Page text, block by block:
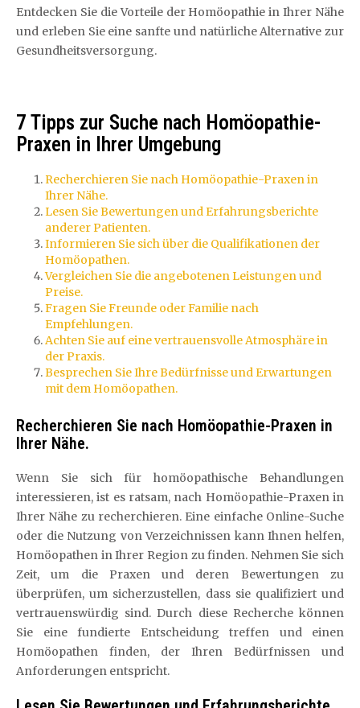
Entdecken Sie die Vorteile der Homöopathie in Ihrer Nähe
und erleben Sie eine sanfte und natürliche Alternative zur
Gesundheitsversorgung.
7 Tipps zur Suche nach Homöopathie-
Praxen in Ihrer Umgebung
Recherchieren Sie nach Homöopathie-Praxen in
Ihrer Nähe.
Lesen Sie Bewertungen und Erfahrungsberichte
anderer Patienten.
Informieren Sie sich über die Qualifikationen der
Homöopathen.
Vergleichen Sie die angebotenen Leistungen und
Preise.
Fragen Sie Freunde oder Familie nach
Empfehlungen.
Achten Sie auf eine vertrauensvolle Atmosphäre in
der Praxis.
Besprechen Sie Ihre Bedürfnisse und Erwartungen
mit dem Homöopathen.
Recherchieren Sie nach Homöopathie-Praxen in
Ihrer Nähe.
Wenn Sie sich für homöopathische Behandlungen
interessieren, ist es ratsam, nach Homöopathie-Praxen in
Ihrer Nähe zu recherchieren. Eine einfache Online-Suche
oder die Nutzung von Verzeichnissen kann Ihnen helfen,
Homöopathen in Ihrer Region zu finden. Nehmen Sie sich
Zeit, um die Praxen und deren Bewertungen zu
überprüfen, um sicherzustellen, dass sie qualifiziert und
vertrauenswürdig sind. Durch diese Recherche können
Sie eine fundierte Entscheidung treffen und einen
Homöopathen finden, der Ihren Bedürfnissen und
Anforderungen entspricht.